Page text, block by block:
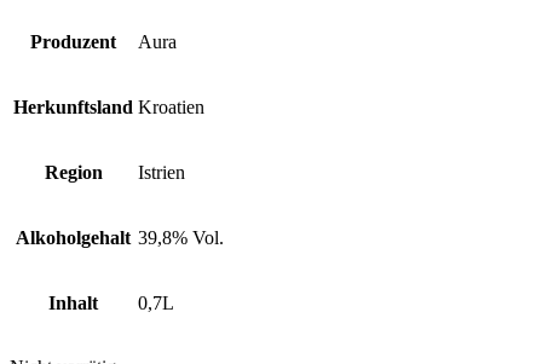
Produzent Aura
Herkunftsland Kroatien
Region Istrien
Alkoholgehalt 39,8% Vol.
Inhalt 0,7L